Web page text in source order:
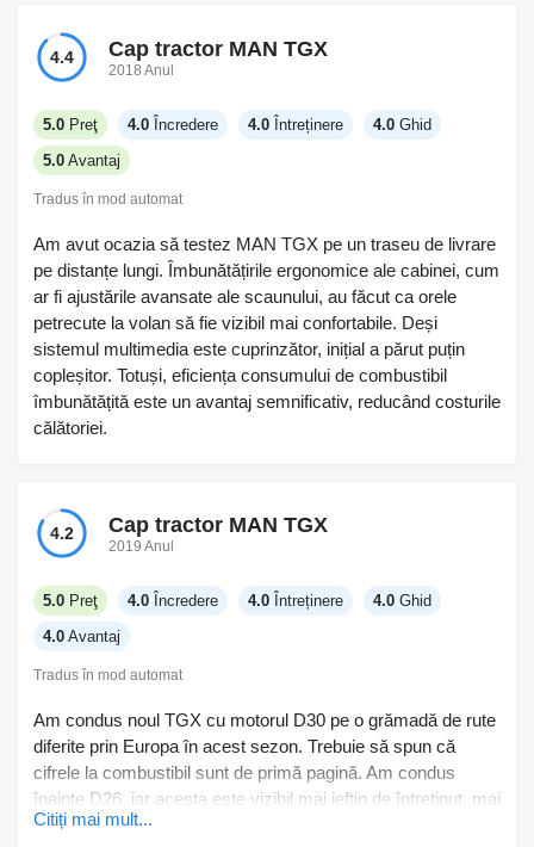
4.4 Cap tractor MAN TGX
2018 Anul
5.0 Preţ 4.0 Încredere 4.0 Întreținere 4.0 Ghid
5.0 Avantaj
Tradus în mod automat
Am avut ocazia să testez MAN TGX pe un traseu de livrare
pe distanțe lungi. Îmbunătățirile ergonomice ale cabinei, cum
ar fi ajustările avansate ale scaunului, au făcut ca orele
petrecute la volan să fie vizibil mai confortabile. Deși
sistemul multimedia este cuprinzător, inițial a părut puțin
copleșitor. Totuși, eficiența consumului de combustibil
îmbunătățită este un avantaj semnificativ, reducând costurile
călătoriei.
4.2 Cap tractor MAN TGX
2019 Anul
5.0 Preţ 4.0 Încredere 4.0 Întreținere 4.0 Ghid
4.0 Avantaj
Tradus în mod automat
Am condus noul TGX cu motorul D30 pe o grămadă de rute
diferite prin Europa în acest sezon. Trebuie să spun că
cifrele la combustibil sunt de primă pagină. Am condus
înainte D26, iar acesta este vizibil mai ieftin de întreținut, mai
ales pe distanțe lungi. Puterea e ok, a gestionat bine pantele
Citiți mai mult...